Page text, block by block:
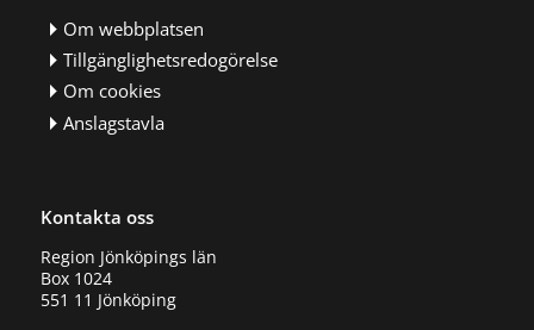
Om webbplatsen
Tillgänglighetsredogörelse
Om cookies
Anslagstavla
Kontakta oss
Region Jönköpings län
Box 1024
551 11 Jönköping